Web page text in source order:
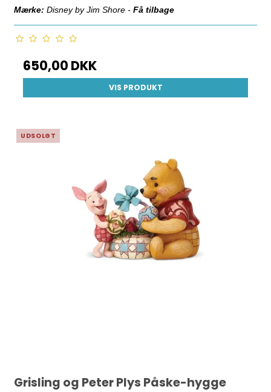
Mærke: Disney by Jim Shore -Få tilbage
650,00 DKK
VIS PRODUKT
UDSOLGT
Grisling og Peter Plys Påske-hygge